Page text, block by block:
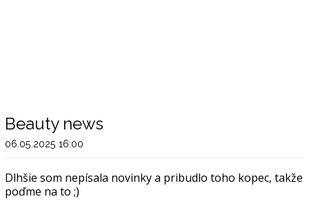
Beauty news
06.05.2025 16:00
Dlhšie som nepísala novinky a pribudlo toho kopec, takže
poďme na to ;)